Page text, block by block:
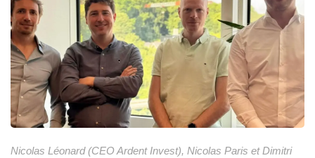
Nicolas Léonard (CEO Ardent Invest), Nicolas Paris et Dimitri